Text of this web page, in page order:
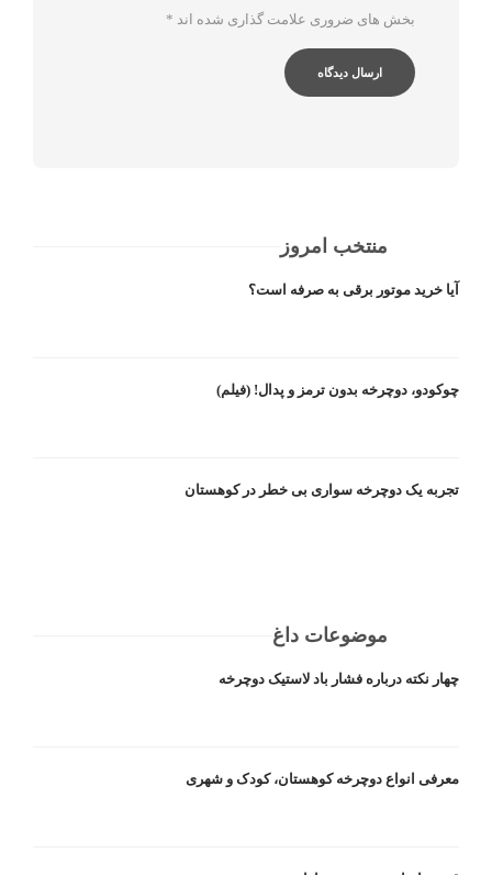
بخش های ضروری علامت گذاری شده اند *
منتخب امروز
آیا خرید موتور برقی به صرفه است؟
چوکودو، دوچرخه بدون ترمز و پدال! (فیلم)
تجربه یک دوچرخه سواری بی خطر در کوهستان
موضوعات داغ
چهار نکته درباره فشار باد لاستیک دوچرخه
معرفی انواع دوچرخه کوهستان، کودک و شهری